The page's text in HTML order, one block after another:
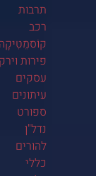
תרבות
רכב
קוֹסמֵטִיקָה
פירות
עסקים
עיתונים
ספורט
נדל"ן
להורים
כללי